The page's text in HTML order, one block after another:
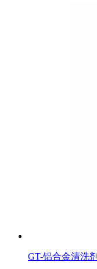
GT-铝合金清洗剂